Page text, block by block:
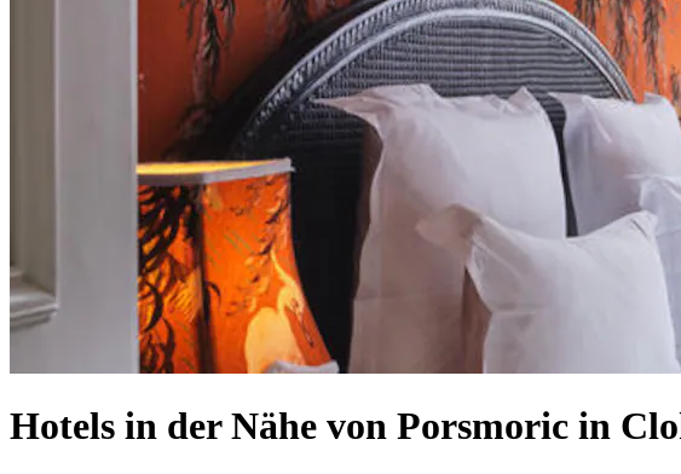
Hotels in der Nähe von Porsmoric in